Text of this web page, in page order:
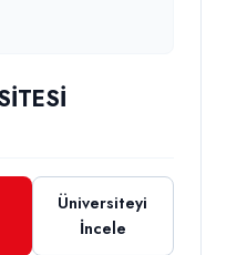
Üniversiteyi
İncele